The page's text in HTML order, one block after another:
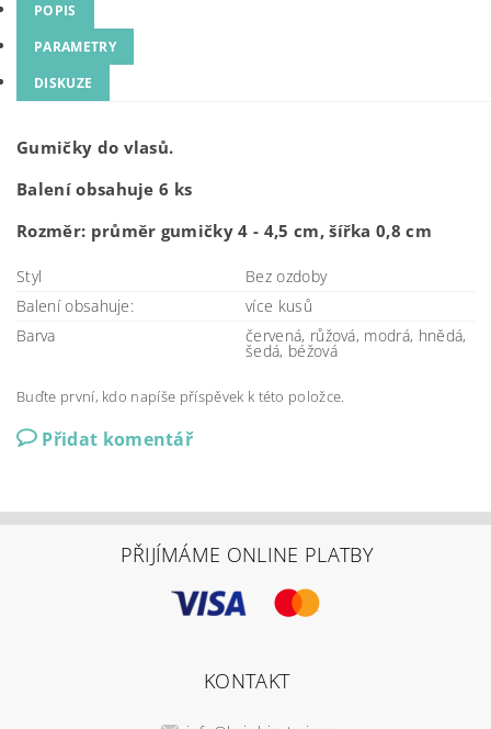
POPIS
PARAMETRY
DISKUZE
Gumičky do vlasů.
Balení obsahuje 6 ks
Rozměr: průměr gumičky 4 - 4,5 cm, šířka 0,8 cm
Styl
Bez ozdoby
Balení obsahuje:
více kusů
Barva
červená, růžová, modrá, hnědá,
šedá, béžová
Buďte první, kdo napíše příspěvek k této položce.
Přidat komentář
PŘIJÍMÁME ONLINE PLATBY
KONTAKT